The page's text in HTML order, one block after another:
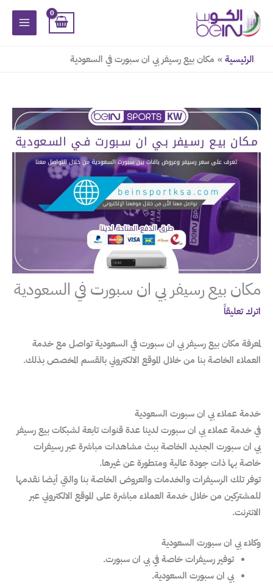
تخطي
المحتوى
الرئيسية
مكان بيع رسيفر بي ان سبورت في السعودية
مكان بيع رسيفر بي ان سبورت في السعودية
اترك تعليقاً
لمعرفة مكان بيع رسيفر بي ان سبورت في السعودية تواصل مع خدمة
العملاء الخاصة بنا من خلال الموقع الالكتروني بالقسم المخصص بذلك.
خدمة عملاء بي ان سبورت السعودية
في خدمة عملاء بي ان سبورت لدينا عدة قنوات تابعة لشبكات بيع رسيفر
بي ان سبورت الجديد الخاصة ببث مشاهدات مباشرة عبر رسيفرات
خاصة بها ذات جودة عالية ومتطورة عن غيرها.
توفر تلك الرسيفرات والخدمات والعروض الخاصة بنا والتي أيضا نقدمها
للمشتركين من خلال خدمة العملاء مباشرة على الموقع الالكتروني عبر
الانترنت.
وكلاء بي ان سبورت السعودية
توفير رسيفرات خاصة في بي ان سبورت.
بي ان سبورت السعودية.